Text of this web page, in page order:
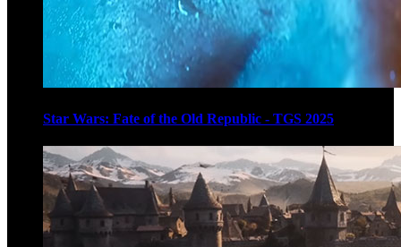
Star Wars: Fate of the Old Republic - TGS 2025